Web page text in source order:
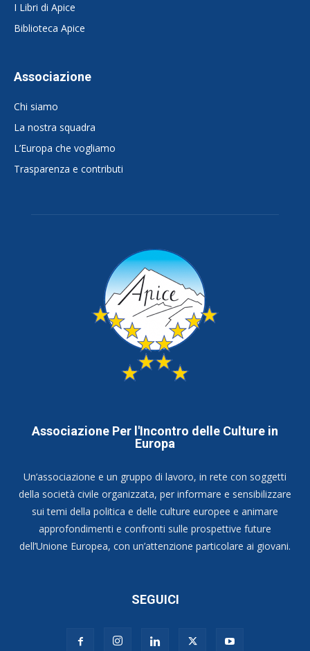
I Libri di Apice
Biblioteca Apice
Associazione
Chi siamo
La nostra squadra
L’Europa che vogliamo
Trasparenza e contributi
Associazione Per l'Incontro delle Culture in
Europa
Un’associazione e un gruppo di lavoro, in rete con soggetti
della società civile organizzata, per informare e sensibilizzare
sui temi della politica e delle culture europee e animare
approfondimenti e confronti sulle prospettive future
dell’Unione Europea, con un’attenzione particolare ai giovani.
SEGUICI